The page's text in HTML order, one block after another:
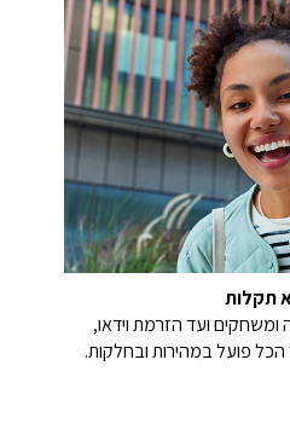
תקלות
ועד הזרמת וידאו,
פועל במהירות ובחלקות.